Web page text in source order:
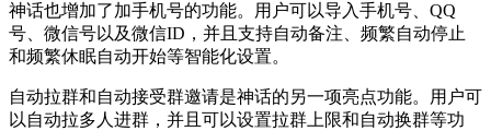
神话也增加了加手机号的功能。用户可以导入手机号、QQ
号、微信号以及微信ID，并且支持自动备注、频繁自动停止
和频繁休眠自动开始等智能化设置。
自动拉群和自动接受群邀请是神话的另一项亮点功能。用户可
以自动拉多人进群，并且可以设置拉群上限和自动换群等功